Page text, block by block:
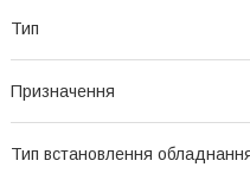
Тип
Призначення
Тип встановлення